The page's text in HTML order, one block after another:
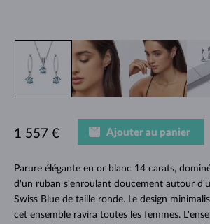
Parure élégante en or blanc 14 carats,
d'un ruban s'enroulant doucement autour
Swiss Blue de taille ronde. Le design
cet ensemble ravira toutes les femmes.
1 557 € Ajouter au panier